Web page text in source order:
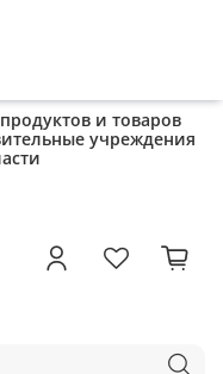
и товаров
учреждения